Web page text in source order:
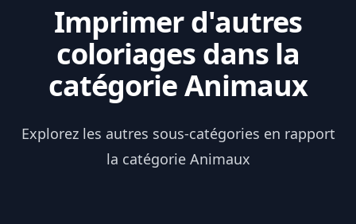
Imprimer d'autres
coloriages dans la
catégorie Animaux
Explorez les autres sous-catégories en rapport
la catégorie Animaux